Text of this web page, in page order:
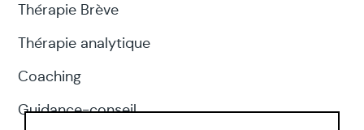
Thérapie Brève
Thérapie analytique
Coaching
Guidance-conseil